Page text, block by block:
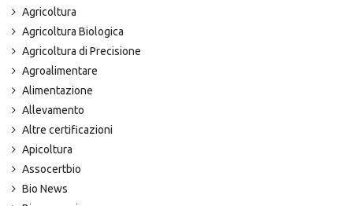
Agricoltura
Agricoltura Biologica
Agricoltura di Precisione
Agroalimentare
Alimentazione
Allevamento
Altre certificazioni
Apicoltura
Assocertbio
Bio News